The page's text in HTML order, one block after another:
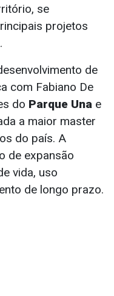
se
projetos
de
com Fabiano De
do Parque Una e
a maior master
do país. A
de expansão
vida, uso
de longo prazo.